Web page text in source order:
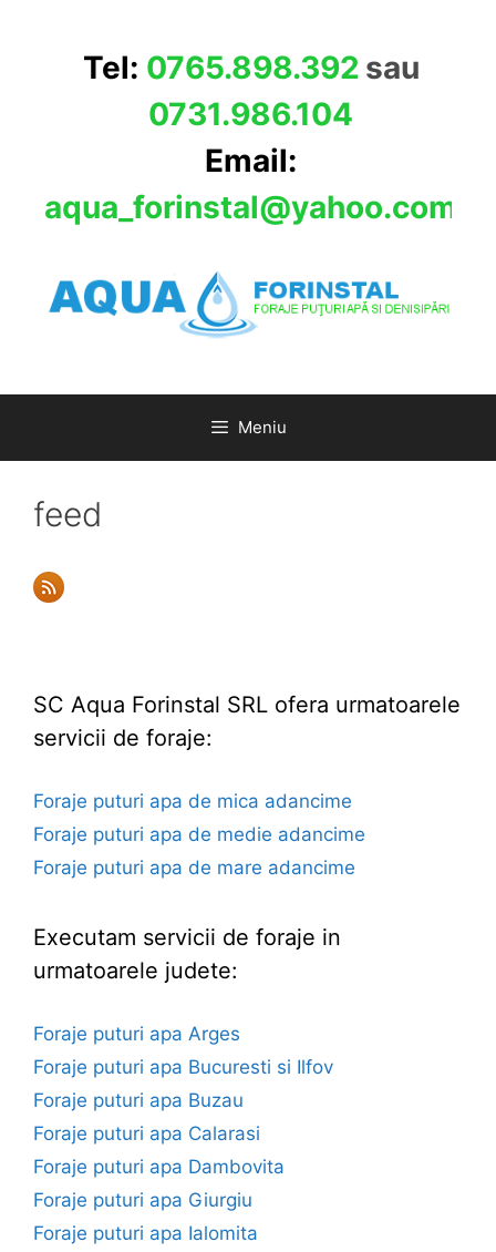
Tel: 0765.898.392 sau
0731.986.104
Email:
aqua_forinstal@yahoo.com
Meniu
feed
SC Aqua Forinstal SRL ofera urmatoarele
servicii de foraje:
Foraje puturi apa de mica adancime
Foraje puturi apa de medie adancime
Foraje puturi apa de mare adancime
Executam servicii de foraje in
urmatoarele judete:
Foraje puturi apa Arges
Foraje puturi apa Bucuresti si Ilfov
Foraje puturi apa Buzau
Foraje puturi apa Calarasi
Foraje puturi apa Dambovita
Foraje puturi apa Giurgiu
Foraje puturi apa Ialomita